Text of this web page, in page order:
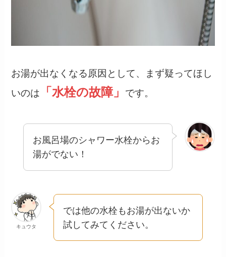
お湯が出なくなる原因として、まず疑ってほし
いのは
「水栓の故障」 です。
お風呂場のシャワー水栓からお
湯がでない！
キュウタ
では他の水栓もお湯が出ないか
試してみてください。